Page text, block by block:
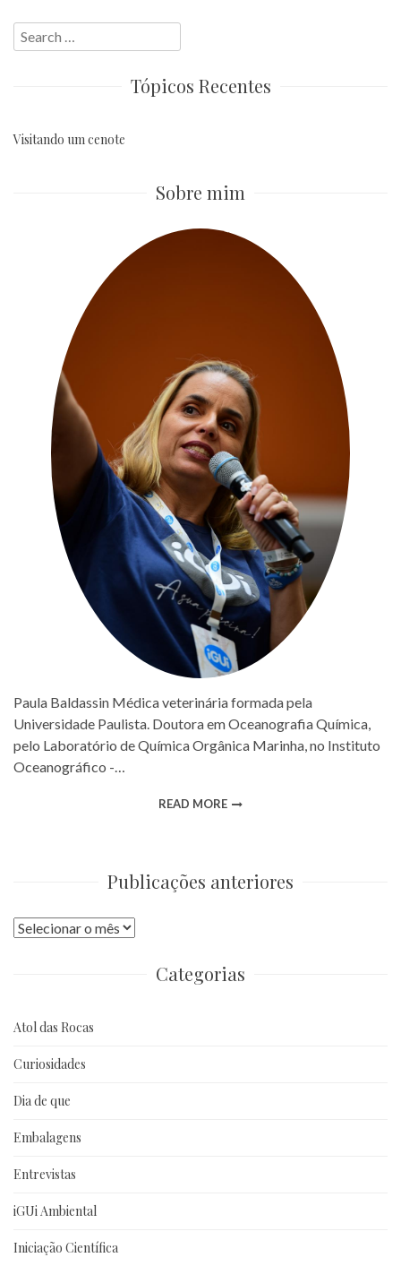
Search
for:
Tópicos Recentes
Visitando um cenote
Sobre mim
Paula Baldassin Médica veterinária formada pela
Universidade Paulista. Doutora em Oceanografia Química,
pelo Laboratório de Química Orgânica Marinha, no Instituto
Oceanográfico -…
READ MORE
Publicações anteriores
Publicações
Categorias
Atol das Rocas
Curiosidades
Dia de que
Embalagens
Entrevistas
iGUi Ambiental
Iniciação Científica